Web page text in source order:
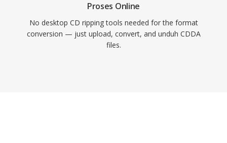
Proses Online
No desktop CD ripping tools needed for the format
conversion — just upload, convert, and unduh CDDA
files.